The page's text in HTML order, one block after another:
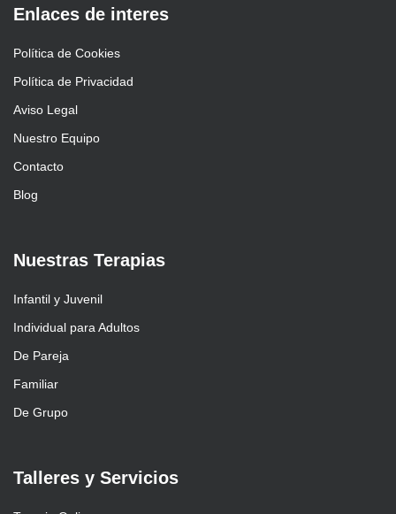
Enlaces de interes
Política de Cookies
Política de Privacidad
Aviso Legal
Nuestro Equipo
Contacto
Blog
Nuestras Terapias
Infantil y Juvenil
Individual para Adultos
De Pareja
Familiar
De Grupo
Talleres y Servicios